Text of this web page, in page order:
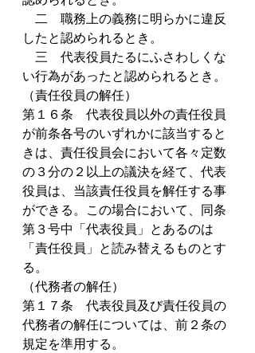
二　職務上の義務に明らかに違反
したと認められるとき。
三　代表役員たるにふさわしくな
い行為があったと認められるとき。
（責任役員の解任）
第１６条　代表役員以外の責任役員
が前条各号のいずれかに該当すると
きは、責任役員会において各々定数
の３分の２以上の議決を経て、代表
役員は、当該責任役員を解任する事
ができる。この場合において、同条
第３号中「代表役員」とあるのは
「責任役員」と読み替えるものとす
る。
（代務者の解任）
第１７条　代表役員及び責任役員の
代務者の解任については、前２条の
規定を準用する。